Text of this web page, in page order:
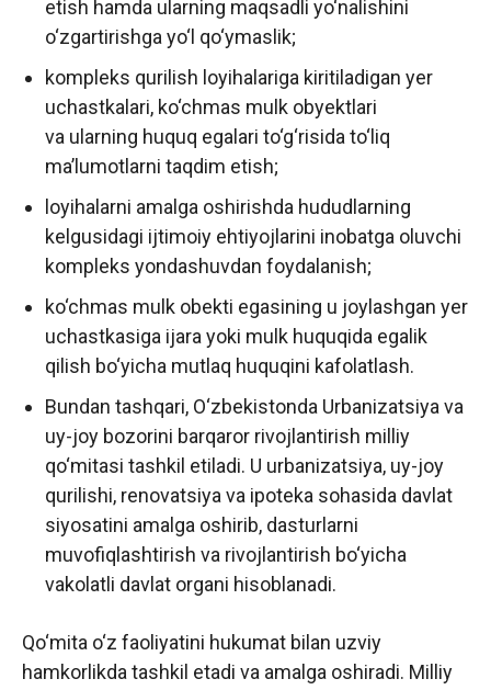
etish hamda ularning maqsadli yo‘nalishini
o‘zgartirishga yo‘l qo‘ymaslik;
kompleks qurilish loyihalariga kiritiladigan yer
uchastkalari, ko‘chmas mulk obyektlari
va ularning huquq egalari to‘g‘risida to‘liq
ma’lumotlarni taqdim etish;
loyihalarni amalga oshirishda hududlarning
kelgusidagi ijtimoiy ehtiyojlarini inobatga oluvchi
kompleks yondashuvdan foydalanish;
ko‘chmas mulk obekti egasining u joylashgan yer
uchastkasiga ijara yoki mulk huquqida egalik
qilish bo‘yicha mutlaq huquqini kafolatlash.
Bundan tashqari, O‘zbekistonda Urbanizatsiya va
uy-joy bozorini barqaror rivojlantirish milliy
qo‘mitasi tashkil etiladi. U urbanizatsiya, uy-joy
qurilishi, renovatsiya va ipoteka sohasida davlat
siyosatini amalga oshirib, dasturlarni
muvofiqlashtirish va rivojlantirish bo‘yicha
vakolatli davlat organi hisoblanadi.
Qo‘mita o‘z faoliyatini hukumat bilan uzviy
hamkorlikda tashkil etadi va amalga oshiradi. Milliy